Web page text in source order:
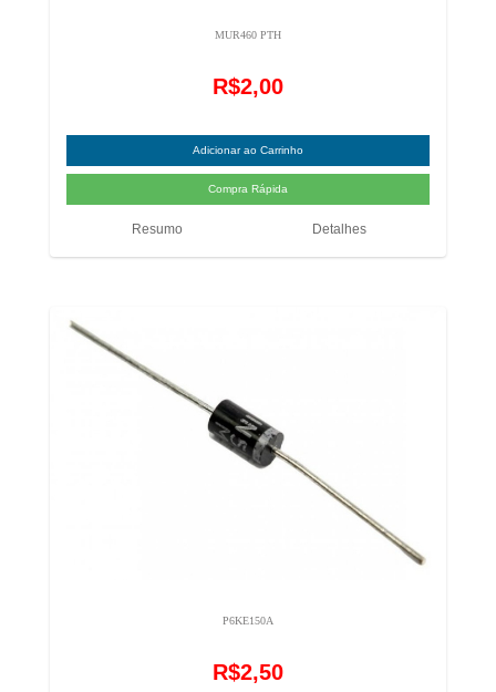
MUR460 PTH
R$2,00
Resumo Detalhes
P6KE150A
R$2,50